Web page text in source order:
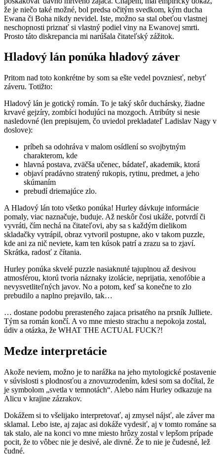
že je niečo také možné, bol predsa očitým svedkom, kým ducha
Ewana či Boha nikdy nevidel. Iste, možno sa stal obeťou vlastnej
neschopnosti priznať si vlastný podiel viny na Ewanovej smrti.
Prosto táto diskrepancia mi narúšala čitateľský zážitok.
Hladový lán ponúka hladový záver
Pritom nad toto konkrétne by som sa ešte vedel povzniesť, nebyť
záveru. Totižto:
Hladový lán je gotický román. To je taký skôr duchársky, žiadne
krvavé gejzíry, zombíci hodujúci na mozgoch. Atribúty si nesie
nasledovné (len prepisujem, čo uviedol prekladateľ Ladislav Nagy v
doslove):
príbeh sa odohráva v malom osídlení so svojbytným
charakterom, kde
hlavná postava, zväčša učenec, bádateľ, akademik, ktorá
objaví pradávno stratený rukopis, rytinu, predmet, a jeho
skúmaním
prebudí driemajúce zlo.
A Hladový lán toto všetko ponúka! Hurley dávkuje informácie
pomaly, viac naznačuje, buduje. Až neskôr čosi ukáže, potvrdí či
vyvráti, čím nechá na čitateľovi, aby sa s každým dielikom
skladačky vytrápil, obraz vytvoril postupne, ako v takom puzzle,
kde ani za nič neviete, kam ten kúsok patrí a zrazu sa to zjaví.
Skrátka, radosť z čítania.
Hurley ponúka skvelé puzzle nasiaknuté tajuplnou až desivou
atmosférou, ktorú tvoria náznaky izolácie, neprijatia, xenofóbie a
nevysvetliteľných javov. No a potom, keď sa konečne to zlo
prebudilo a naplno prejavilo, tak…
… dostane podobu prerasteného zajaca prisatého na prsník Julliete.
Tým sa román končí. A vo mne miesto strachu a nepokoja zostal,
údiv a otázka, že WHAT THE ACTUAL FUCK?!
Medze interpretácie
Akože neviem, možno je to narážka na jeho mytologické postavenie
v súvislosti s plodnosťou a znovuzrodením, kdesi som sa dočítal, že
je symbolom „svetla v temnotách“. Alebo nám Hurley odkazuje na
Alicu v krajine zázrakov.
Dokážem si to všelijako interpretovať, aj zmysel nájsť, ale záver ma
sklamal. Lebo iste, aj zajac asi dokáže vydesiť, aj v tomto románe sa
tak stalo, ale na konci vo mne miesto hrôzy zostal v lepšom prípade
pocit, že to vôbec nie je desivé, ale divné. Že to nie je čudesné, lež
čudné.